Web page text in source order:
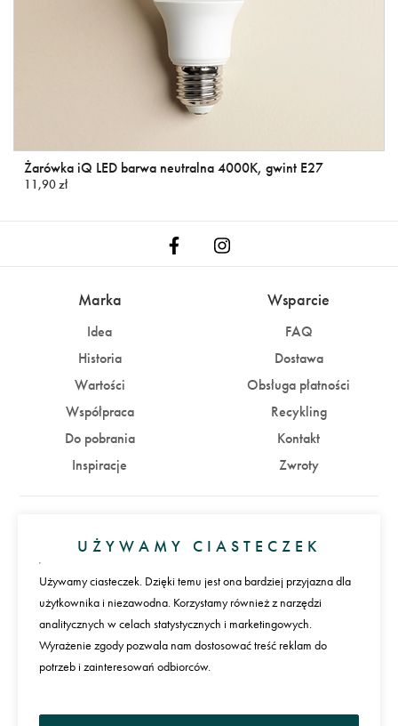
Żarówka iQ LED barwa neutralna 4000K, gwint E27
11,90 zł
Marka
Idea
Historia
Wartości
Współpraca
Do pobrania
Inspiracje
Wsparcie
FAQ
Dostawa
Obsługa płatności
Recykling
Kontakt
Zwroty
Zaloguj się Załóż konto
Płatności
UŻYWAMY CIASTECZEK
Używamy ciasteczek. Dzięki temu jest ona bardziej przyjazna dla
użytkownika i niezawodna. Korzystamy również z narzędzi
analitycznych w celach statystycznych i marketingowych.
Wyrażenie zgody pozwala nam dostosować treść reklam do
potrzeb i zainteresowań odbiorców.